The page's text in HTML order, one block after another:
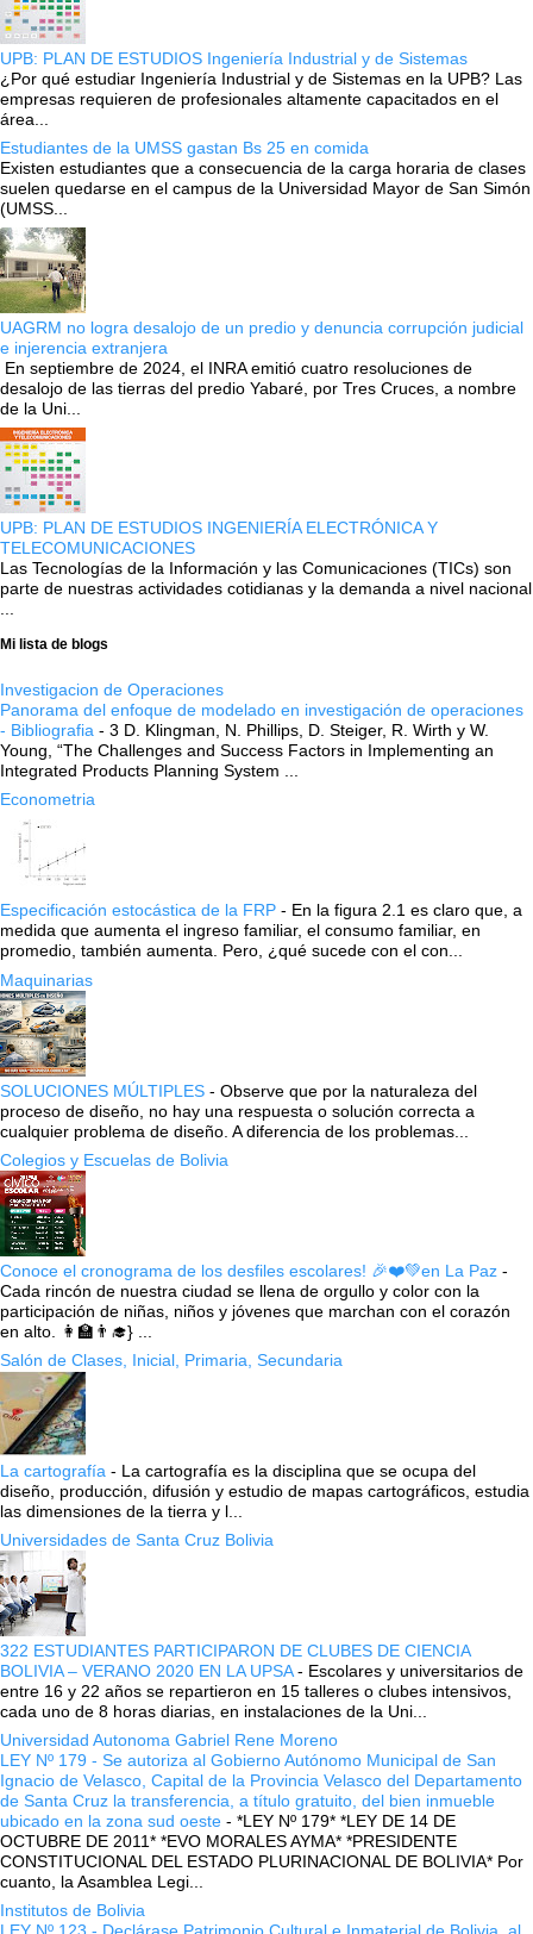
UPB: PLAN DE ESTUDIOS Ingeniería Industrial y de Sistemas
¿Por qué estudiar Ingeniería Industrial y de Sistemas en la UPB? Las
empresas requieren de profesionales altamente capacitados en el
área...
Estudiantes de la UMSS gastan Bs 25 en comida
Existen estudiantes que a consecuencia de la carga horaria de clases
suelen quedarse en el campus de la Universidad Mayor de San Simón
(UMSS...
UAGRM no logra desalojo de un predio y denuncia corrupción judicial
e injerencia extranjera
En septiembre de 2024, el INRA emitió cuatro resoluciones de
desalojo de las tierras del predio Yabaré, por Tres Cruces, a nombre
de la Uni...
UPB: PLAN DE ESTUDIOS INGENIERÍA ELECTRÓNICA Y
TELECOMUNICACIONES
Las Tecnologías de la Información y las Comunicaciones (TICs) son
parte de nuestras actividades cotidianas y la demanda a nivel nacional
Mi lista de blogs
Investigacion de Operaciones
Panorama del enfoque de modelado en investigación de operaciones
- Bibliografia - 3 D. Klingman, N. Phillips, D. Steiger, R. Wirth y W.
Young, “The Challenges and Success Factors in Implementing an
Integrated Products Planning System ...
Econometria
Especificación estocástica de la FRP - En la figura 2.1 es claro que, a
medida que aumenta el ingreso familiar, el consumo familiar, en
promedio, también aumenta. Pero, ¿qué sucede con el con...
Maquinarias
SOLUCIONES MÚLTIPLES - Observe que por la naturaleza del
proceso de diseño, no hay una respuesta o solución correcta a
cualquier problema de diseño. A diferencia de los problemas...
Colegios y Escuelas de Bolivia
Conoce el cronograma de los desfiles escolares! 🎉❤️💚en La Paz -
Cada rincón de nuestra ciudad se llena de orgullo y color con la
participación de niñas, niños y jóvenes que marchan con el corazón
en alto. 👩‍🏫👨‍🎓} ...
Salón de Clases, Inicial, Primaria, Secundaria
La cartografía - La cartografía es la disciplina que se ocupa del
diseño, producción, difusión y estudio de mapas cartográficos, estudia
las dimensiones de la tierra y l...
Universidades de Santa Cruz Bolivia
322 ESTUDIANTES PARTICIPARON DE CLUBES DE CIENCIA
BOLIVIA – VERANO 2020 EN LA UPSA- Escolares y universitarios de
entre 16 y 22 años se repartieron en 15 talleres o clubes intensivos,
cada uno de 8 horas diarias, en instalaciones de la Uni...
Universidad Autonoma Gabriel Rene Moreno
LEY Nº 179 - Se autoriza al Gobierno Autónomo Municipal de San
Ignacio de Velasco, Capital de la Provincia Velasco del Departamento
de Santa Cruz la transferencia, a título gratuito, del bien inmueble
ubicado en la zona sud oeste - *LEY Nº 179* *LEY DE 14 DE
OCTUBRE DE 2011* *EVO MORALES AYMA* *PRESIDENTE
CONSTITUCIONAL DEL ESTADO PLURINACIONAL DE BOLIVIA* Por
cuanto, la Asamblea Legi...
Institutos de Bolivia